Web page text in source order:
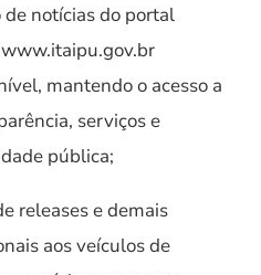
notícias do portal
mantendo o acesso a
serviços e
pública;
releases e demais
aos veículos de